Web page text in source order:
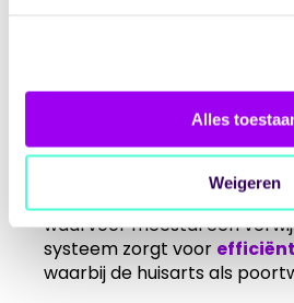
Alles
Weigeren
en
professionele zorg en omvat
fysiotherapeuten,
apotheken. Tweedelijnszorg
gespecialiseerde zorg in
waarvoor meestal een
systeem zorgt voor
waarbij de huisarts als